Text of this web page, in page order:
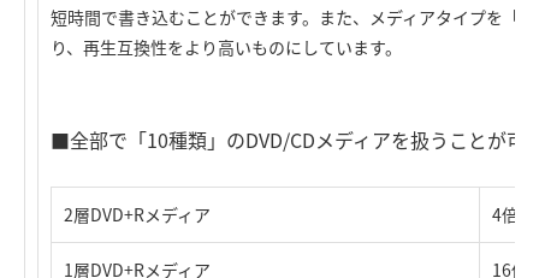
短時間で書き込むことができます。また、メディアタイプを「
り、再生互換性をより高いものにしています。
■全部で「10種類」のDVD/CDメディアを扱うことが可
2層DVD+Rメディア 4倍
1層DVD+Rメディア 16倍